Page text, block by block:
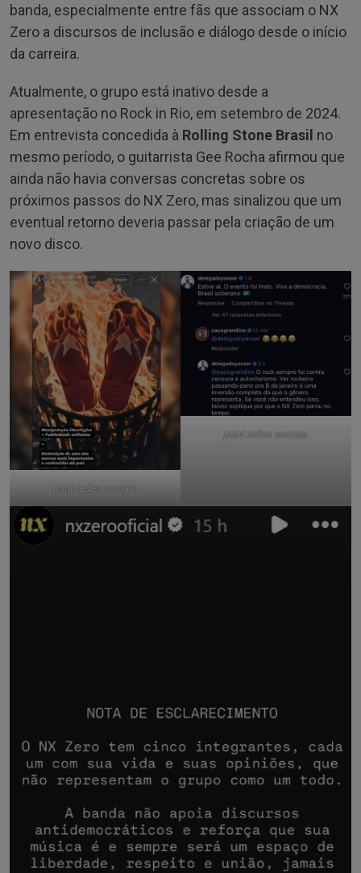
banda, especialmente entre fãs que associam o NX
Zero a discursos de inclusão e diálogo desde o início
da carreira.
Atualmente, o grupo está inativo desde a
apresentação no Rock in Rio, em setembro de 2024.
Em entrevista concedida à Rolling Stone Brasil no
mesmo período, o guitarrista Gee Rocha afirmou que
ainda não havia conversas concretas sobre os
próximos passos do NX Zero, mas sinalizou que um
eventual retorno deveria passar pela criação de um
novo disco.
print redes sociais
print redes sociais